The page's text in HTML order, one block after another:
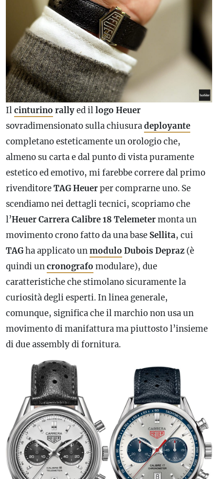
Ilcinturino rallyed illogo Heuer
sovradimensionato sulla chiusuradeployante
completano esteticamente un orologio che,
almeno su carta e dal punto di vista puramente
estetico ed emotivo, mi farebbe correre dal primo
rivenditoreTAG Heuerper comprarne uno. Se
scendiamo nei dettagli tecnici, scopriamo che
l’Heuer Carrera Calibre 18 Telemetermonta un
movimento crono fatto da una base Sellita, cui
TAGha applicato unmodulo Dubois Depraz (è
quindi uncronografo modulare), due
caratteristiche che stimolano sicuramente la
curiosità degli esperti. Inlinea generale,
comunque, significa che il marchio non usa un
movimento di manifattura ma piuttosto l’insieme
di due assembly di fornitura.